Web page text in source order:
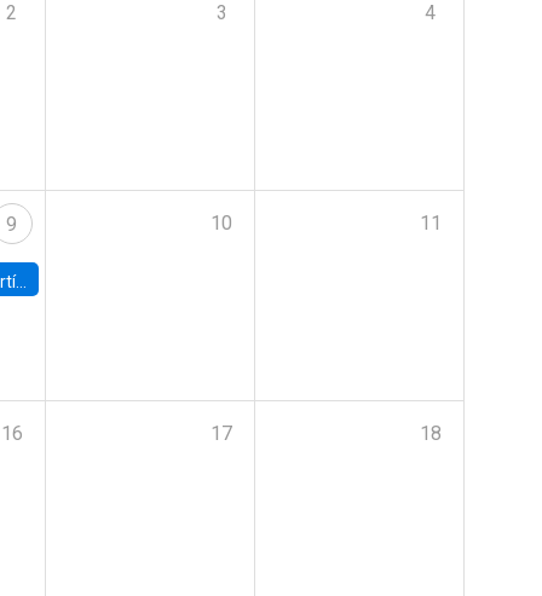
2 3 4
9
UC
10 11
16 17 18